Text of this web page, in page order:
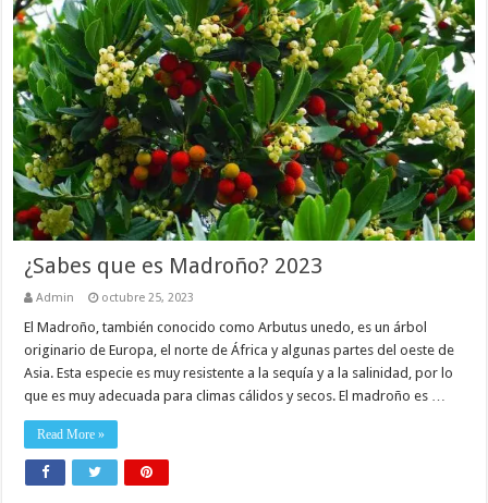
¿Sabes que es Madroño? 2023
Admin octubre 25, 2023
El Madroño, también conocido como Arbutus unedo, es un árbol
originario de Europa, el norte de África y algunas partes del oeste de
Asia. Esta especie es muy resistente a la sequía y a la salinidad, por lo
que es muy adecuada para climas cálidos y secos. El madroño es …
Read More »